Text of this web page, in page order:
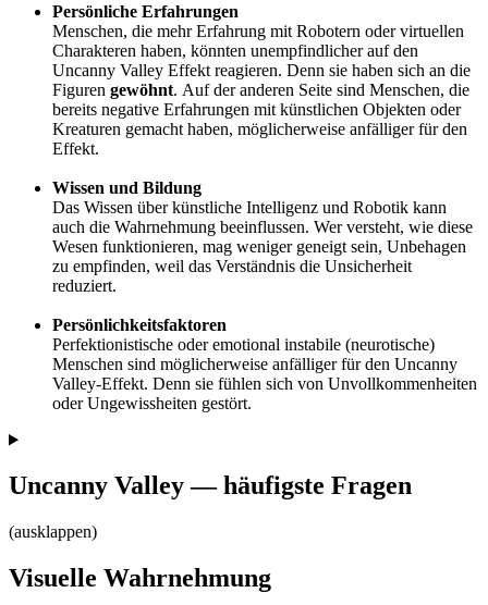
Persönliche Erfahrungen
Menschen, die mehr Erfahrung mit Robotern oder virtuellen
Charakteren haben, könnten unempfindlicher auf den
Uncanny Valley Effekt reagieren. Denn sie haben sich an die
Figuren gewöhnt. Auf der anderen Seite sind Menschen, die
bereits negative Erfahrungen mit künstlichen Objekten oder
Kreaturen gemacht haben, möglicherweise anfälliger für den
Effekt.
Wissen und Bildung
Das Wissen über künstliche Intelligenz und Robotik kann
auch die Wahrnehmung beeinflussen. Wer versteht, wie diese
Wesen funktionieren, mag weniger geneigt sein, Unbehagen
zu empfinden, weil das Verständnis die Unsicherheit
reduziert.
Persönlichkeitsfaktoren
Perfektionistische oder emotional instabile (neurotische)
Menschen sind möglicherweise anfälliger für den Uncanny
Valley-Effekt. Denn sie fühlen sich von Unvollkommenheiten
oder Ungewissheiten gestört.
Uncanny Valley — häufigste Fragen
(ausklappen)
Visuelle Wahrnehmung